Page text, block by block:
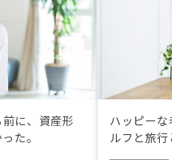
など） ・物
（他社だと難
社にライセン
で、秘匿とす
思いますが、
かけているか
た。
に、資産形
た。
ハッピー
ルフと旅